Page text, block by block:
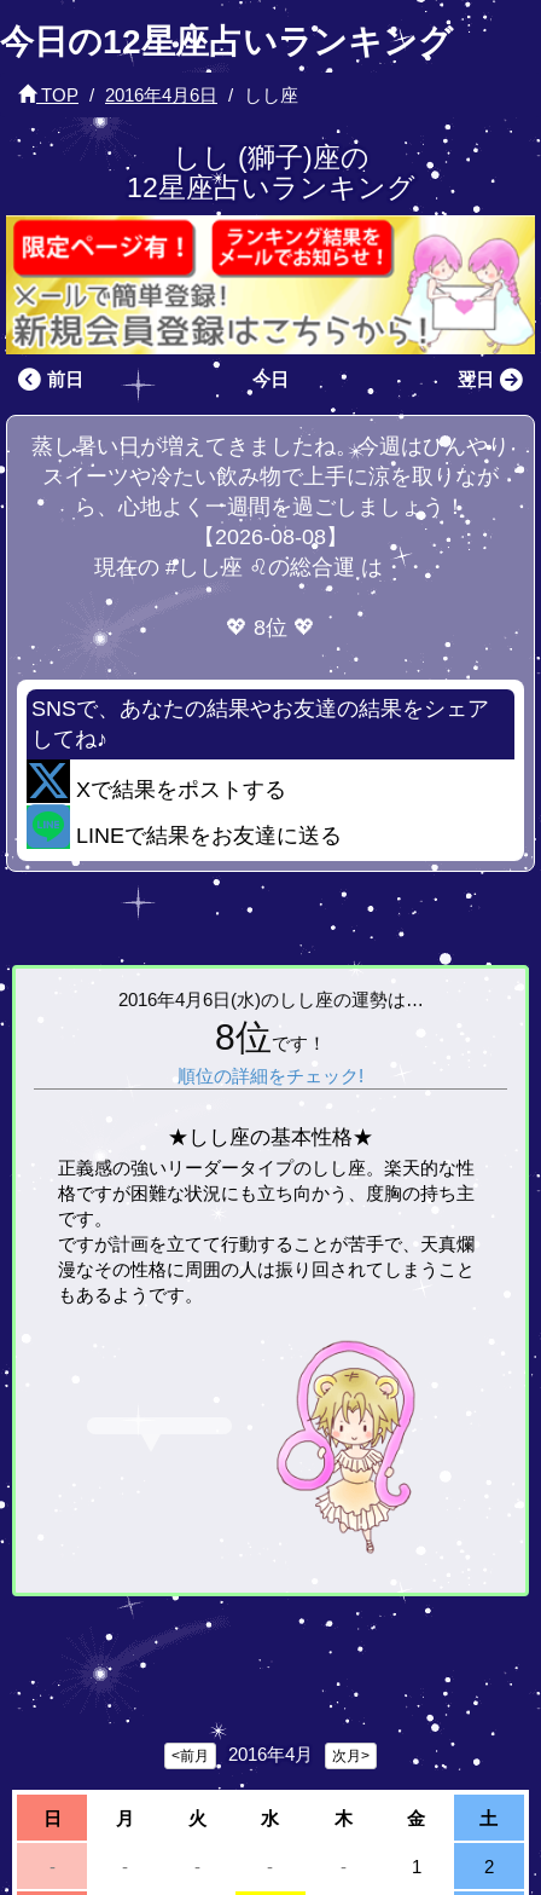
今日の12星座占いランキング
TOP 2016年4月6日 しし座
しし (獅子)座の
12星座占いランキング
前日 今日 翌日
蒸し暑い日が増えてきましたね。今週はひんやり
スイーツや冷たい飲み物で上手に涼を取りなが
ら、心地よく一週間を過ごしましょう！
【2026-08-08】
現在の #しし座 ♌の総合運 は・・・
💖 8位 💖
SNSで、あなたの結果やお友達の結果をシェア
してね♪
Xで結果をポストする
LINEで結果をお友達に送る
2016年4月6日(水)のしし座の運勢は…
8位です！
順位の詳細をチェック!
★しし座の基本性格★
正義感の強いリーダータイプのしし座。楽天的な性
格ですが困難な状況にも立ち向かう、度胸の持ち主
です。
ですが計画を立てて行動することが苦手で、天真爛
漫なその性格に周囲の人は振り回されてしまうこと
もあるようです。
<前月 2016年4月 次月>
日 月 火 水 木 金 土
- - - - - 1 2